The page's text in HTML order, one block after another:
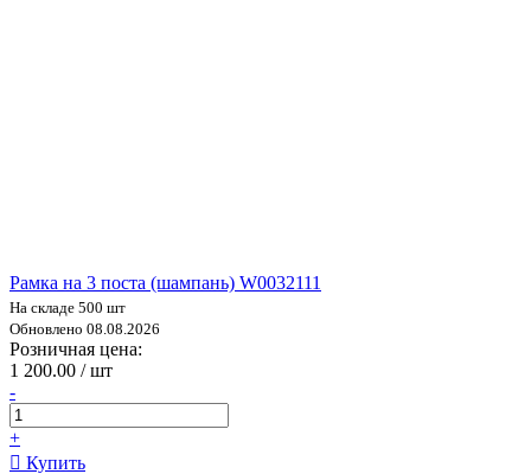
Рамка на 3 поста (шампань) W0032111
На складе 500 шт
Обновлено 08.08.2026
Розничная цена:
1 200.00 / шт
-
+
Купить